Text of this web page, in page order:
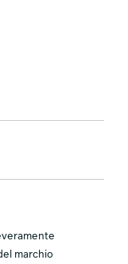
marchio